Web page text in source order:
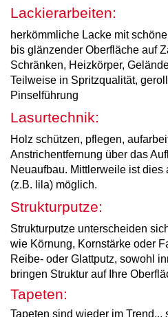
Lackierarbeiten:
herkömmliche Lacke mit
bis glänzender Oberfläche auf
Schränken, Heizkörper,
Teilweise in Spritzqualität,
Pinselführung
Lasurtechnik:
Holz schützen, pflegen,
Anstrichentfernung über das
Neuaufbau. Mittlerweile ist dies
(z.B. lila) möglich.
Strukturputze:
Strukturputze unterscheiden
wie Körnung, Kornstärke oder
Reibe- oder Glattputz, sowohl
bringen Struktur auf Ihre
Tapeten:
Tapeten sind wieder im Trend...